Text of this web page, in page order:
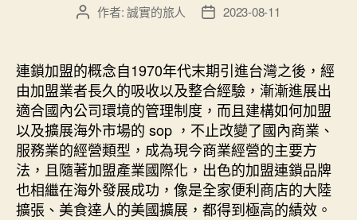
文
者
作者:誠實的旅人
文
佈
日
期
2023-08-11
連鎖加盟的概念自1970年代末期引進台灣之後，經
由加盟業者長久的吸收以及整合經驗，漸漸進展出
適合國內公司環境的管理制度，而且建構如何加盟
以及擴展海外市場的 sop ，不止改變了國內商業、
服務業的經營類型，成為現今商業經營的主要方
法，且隨著加盟產業國際化，出色的加盟連鎖品牌
也相繼在海外發展成功，像是全家便利商店的大陸
擴張、美食達人的美國擴展，都得到極高的績效。